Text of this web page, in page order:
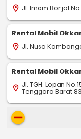
location_on Jl. Imam Bonjol
Rental Mobil
location_on Jl. Nusa
Rental Mobil
location_on Jl. TGH. Lopan
Tenggara Barat
remove